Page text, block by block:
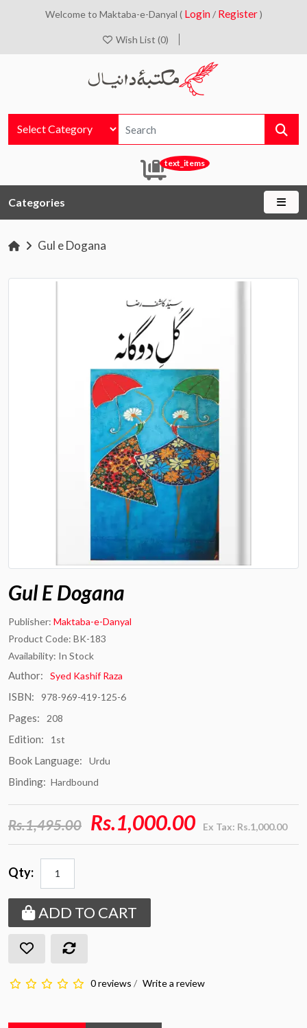
Welcome to Maktaba-e-Danyal ( Login / Register )
Wish List (0)
text_items
Categories
Gul e Dogana
Gul E Dogana
Publisher: Maktaba-e-Danyal
Product Code: BK-183
Availability: In Stock
Author: Syed Kashif Raza
ISBN: 978-969-419-125-6
Pages: 208
Edition: 1st
Book Language: Urdu
Binding: Hardbound
Rs.1,495.00 Rs.1,000.00 Ex Tax: Rs.1,000.00
Qty:
ADD TO CART
0 reviews / Write a review